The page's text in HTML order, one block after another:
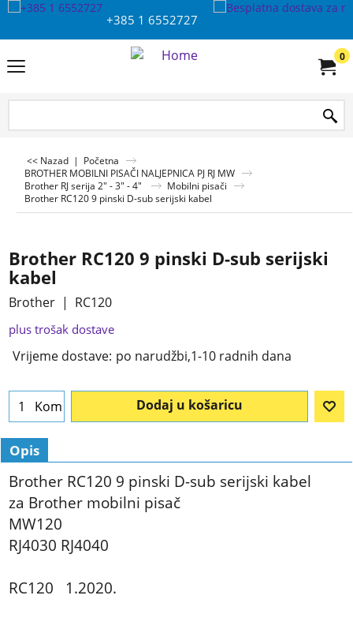
+385 1 6552727
0
<< Nazad | Početna
BROTHER MOBILNI PISAČI NALJEPNICA PJ RJ MW
Brother RJ serija 2" - 3" - 4"
Mobilni pisači
Brother RC120 9 pinski D-sub serijski kabel
Brother RC120 9 pinski D-sub serijski
kabel
Brother RC120
plus trošak dostave
Vrijeme dostave: po narudžbi,1-10 radnih dana
Kom Dodaj u košaricu
Opis
Brother RC120 9 pinski D-sub serijski kabel
za Brother mobilni pisač
MW120
RJ4030 RJ4040
RC120 1.2020.